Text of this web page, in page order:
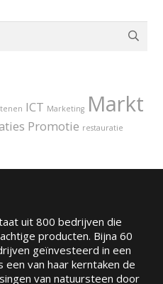
ICT Marketing Markt
Promotie restauratie
uit 800 bedrijven die
producten. Bijna 60
geïnvesteerd in een
een van haar kerntaken de
van natuursteen door